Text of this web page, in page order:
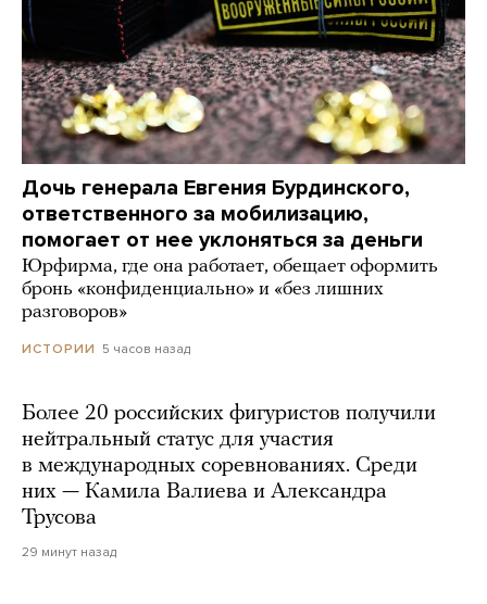
Дочь генерала Евгения Бурдинского,
ответственного за мобилизацию,
помогает от нее уклоняться за деньги
Юрфирма, где она работает, обещает оформить
бронь «конфиденциально» и «без лишних
разговоров»
ИСТОРИИ 5 часов назад
Более 20 российских фигуристов получили
нейтральный статус для участия
в международных соревнованиях. Среди
них — Камила Валиева и Александра
Трусова
29 минут назад